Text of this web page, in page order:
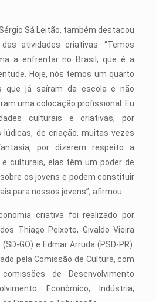
Sá Leitão, também destacou
atividades criativas. “Temos
a enfrentar no Brasil, que é a
Hoje, nós temos um quarto
que já saí­ram da escola e não
uma colocação profissional. Eu
culturais e criativas, por
de criação, muitas vezes
por dizerem respeito a
culturais, elas têm um poder de
os jovens e podem constituir
para nossos jovens”, afirmou.
criativa foi realizado por
Thiago Peixoto, Givaldo Vieira
GO) e Edmar Arruda (PSD-PR).
pela Comissão de Cultura, com
de Desenvolvimento
Econômico, Indústria,